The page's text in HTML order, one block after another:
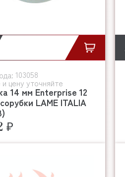
103058
и цену уточняйте
14 мм Enterprise 12
LAME ITALIA
₽